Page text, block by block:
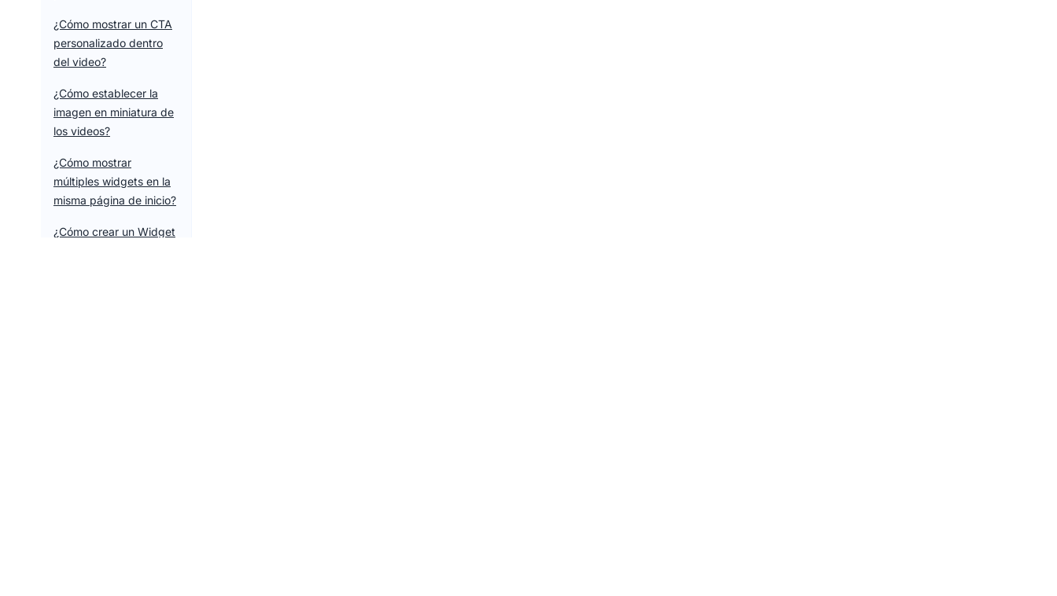
¿Cómo mostrar un CTA
personalizado dentro
del video?
¿Cómo establecer la
imagen en miniatura de
los videos?
¿Cómo mostrar
múltiples widgets en la
misma página de inicio?
¿Cómo crear un Widget